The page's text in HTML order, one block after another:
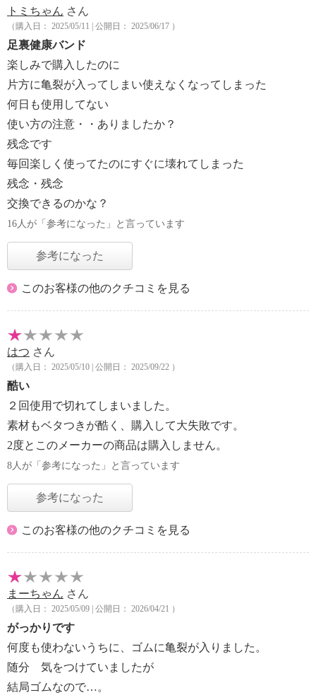
トミちゃん さん
（購入日： 2025/05/11 | 公開日： 2025/06/17 ）
足裏健康バンド
楽しみで購入したのに
片方に亀裂が入ってしまい使えなくなってしまった
何日も使用してない
使い方の注意・・ありましたか？
残念です
毎回楽しく使ってたのにすぐに壊れてしまった
残念・残念
交換できるのかな？
16人が「参考になった」と言っています
参考になった
このお客様の他のクチコミを見る
はつ さん
（購入日： 2025/05/10 | 公開日： 2025/09/22 ）
酷い
２回使用で切れてしまいました。
素材もベタつきが酷く、購入して大失敗です。
2度とこのメーカーの商品は購入しません。
8人が「参考になった」と言っています
参考になった
このお客様の他のクチコミを見る
まーちゃん さん
（購入日： 2025/05/09 | 公開日： 2026/04/21 ）
がっかりです
何度も使わないうちに、ゴムに亀裂が入りました。
随分 気をつけていましたが
結局ゴムなので…。